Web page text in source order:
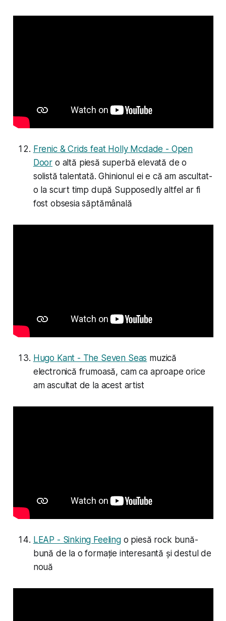
Frenic & Crids feat Holly Mcdade - Open
Door o altă piesă superbă elevată de o
solistă talentată. Ghinionul ei e că am ascultat-
o la scurt timp după Supposedly altfel ar fi
fost obsesia săptămânală
Hugo Kant - The Seven Seas muzică
electronică frumoasă, cam ca aproape orice
am ascultat de la acest artist
LEAP - Sinking Feelingo piesă rock bună-
bună de la o formație interesantă și destul de
nouă